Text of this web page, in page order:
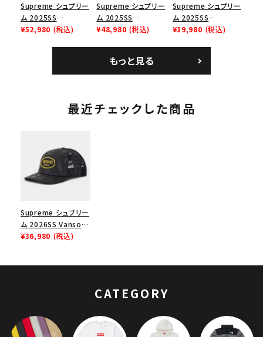
Supreme シュプリー
ム 2025SS
Bandana Football
¥52,980 (税込)
Supreme シュプリー
ム 2025SS
Backpack バックパッ
¥48,980 (税込)
Supreme シュプリー
ム 2025SS
Homerun Tee ホー
¥19,980 (税込)
もっと見る
最近チェックした商品
Supreme シュプリー
ム 2026SS Vanson
Leathers Spider-
¥36,980 (税込)
CATEGORY